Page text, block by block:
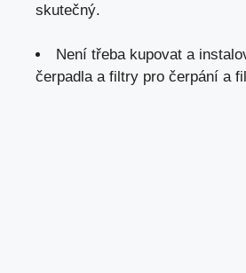
skutečný.
Není třeba kupovat a
čerpadla a filtry pro čerpání a